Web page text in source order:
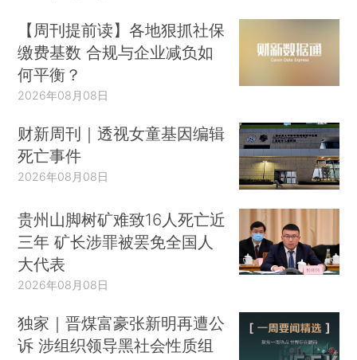
【周刊提前读】各地狠抓社保
缴费基数 合规与企业减负如
何平衡？
2026年08月08日
财新周刊｜透视女童基因编辑
死亡事件
2026年08月08日
贵州山脚树矿难致16人死亡近
三年 矿长涉罪被罢免全国人
大代表
2026年08月08日
独家｜晋煤富豪张新明再遭公
诉 涉组织领导黑社会性质组